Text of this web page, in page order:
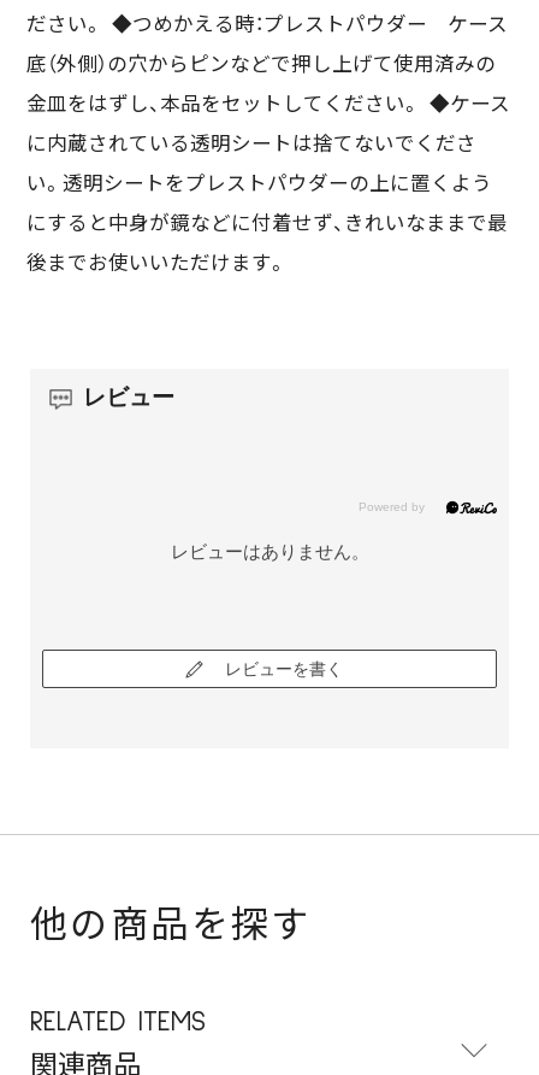
ださい。 ◆つめかえる時：プレストパウダー ケース
底（外側）の穴からピンなどで押し上げて使用済みの
金皿をはずし、本品をセットしてください。 ◆ケース
に内蔵されている透明シートは捨てないでくださ
い。透明シートをプレストパウダーの上に置くよう
にすると中身が鏡などに付着せず、きれいなままで最
後までお使いいただけます。
レビュー
レビューはありません。
レビューを書く
他の商品を探す
RELATED ITEMS
関連商品